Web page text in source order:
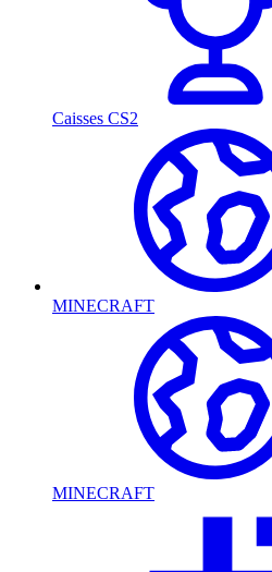
Caisses CS2
MINECRAFT
MINECRAFT